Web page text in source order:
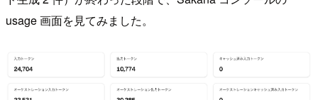
usage 画面を見てみました。